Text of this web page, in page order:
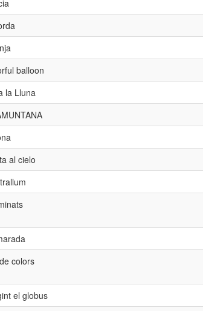
balloon
la Lluna
al cielo
colors
el globus